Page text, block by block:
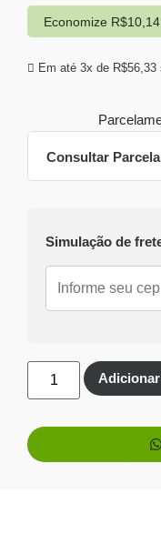
Em até 3x de R$56,33
Economize R$10,14
Consultar
Pix:R$158,86
EconomizeR$
Aprovação imediata
Simulação de